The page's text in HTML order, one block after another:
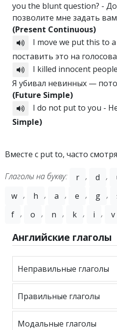
you the blunt question? -
позволите мне задать
(Present Continuous)
I move we put this to
поставить это на
I killed innocent
Я убивал невинных —
(Future Simple)
I do not put to you -
Simple)
Вместе с put to, часто
Глаголы на букву: r , d ,
w , h , a , e , g ,
f , o , n , k , i , v
Английские глаголы
Неправильные глаголы
Правильные глаголы
Модальные глаголы